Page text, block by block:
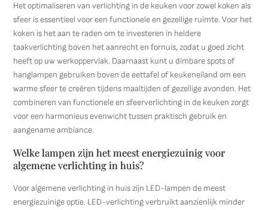
Het optimaliseren van verlichting in de keuken voor zowel koken als
sfeer is essentieel voor een functionele en gezellige ruimte. Voor het
koken is het aan te raden om te investeren in heldere
taakverlichting boven het aanrecht en fornuis, zodat u goed zicht
heeft op uw werkoppervlak. Daarnaast kunt u dimbare spots of
hanglampen gebruiken boven de eettafel of keukeneiland om een
warme sfeer te creëren tijdens maaltijden of gezellige avonden. Het
combineren van functionele en sfeerverlichting in de keuken zorgt
voor een harmonieus evenwicht tussen praktisch gebruik en
aangename ambiance.
Welke lampen zijn het meest energiezuinig voor
algemene verlichting in huis?
Voor algemene verlichting in huis zijn LED-lampen de meest
energiezuinige optie. LED-verlichting verbruikt aanzienlijk minder